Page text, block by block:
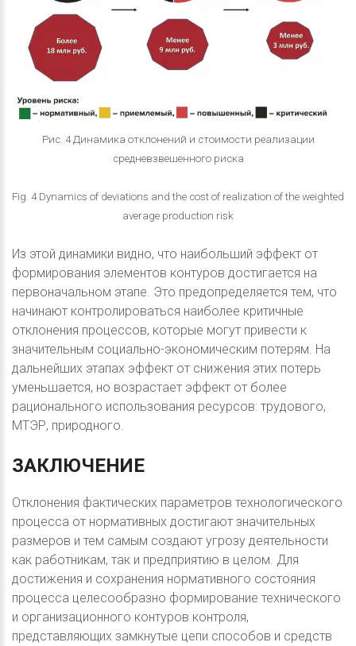
Рис. 4 Динамика отклонений и стоимости реализации
средневзвешенного риска
Fig. 4 Dynamics of deviations and the cost of realization of the weighted
average production risk
Из этой динамики видно, что наибольший эффект от
формирования элементов контуров достигается на
первоначальном этапе. Это предопределяется тем, что
начинают контролироваться наиболее критичные
отклонения процессов, которые могут привести к
значительным социально-экономическим потерям. На
дальнейших этапах эффект от снижения этих потерь
уменьшается, но возрастает эффект от более
рационального использования ресурсов: трудового,
МТЭР, природного.
ЗАКЛЮЧЕНИЕ
Отклонения фактических параметров технологического
процесса от нормативных достигают значительных
размеров и тем самым создают угрозу деятельности
как работникам, так и предприятию в целом. Для
достижения и сохранения нормативного состояния
процесса целесообразно формирование технического
и организационного контуров контроля,
представляющих замкнутые цепи способов и средств